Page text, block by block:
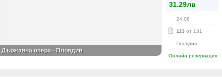
31.29лв
24.08
113 от 131
Пловдив
Онлайн резервация
Държавна опера - Пловдив